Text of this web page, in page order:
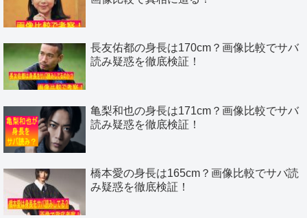
長友佑都の身長は170cm？画像比較でサバ
読み疑惑を徹底検証！
亀梨和也の身長は171cm？画像比較でサバ
読み疑惑を徹底検証！
橋本愛の身長は165cm？画像比較でサバ読
み疑惑を徹底検証！